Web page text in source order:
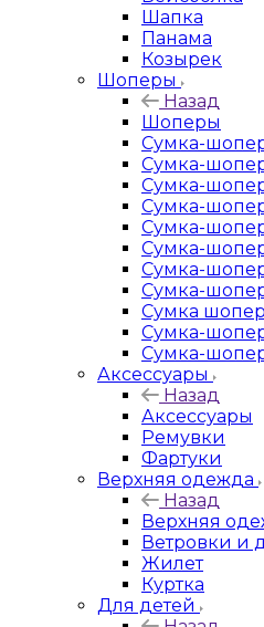
Шапка
Панама
Козырек
Шоперы
Назад
Шоперы
Сумка-
Сумка-
Сумка-
Сумка-
Сумка-шопер
Сумка-
Сумка-
Сумка-
Сумка
Сумка-шопер
Сумка-
Аксессуары
Назад
Аксессуары
Ремувки
Фартуки
Верхняя одежда
Назад
Верхняя
Ветровки и
Жилет
Куртка
Для детей